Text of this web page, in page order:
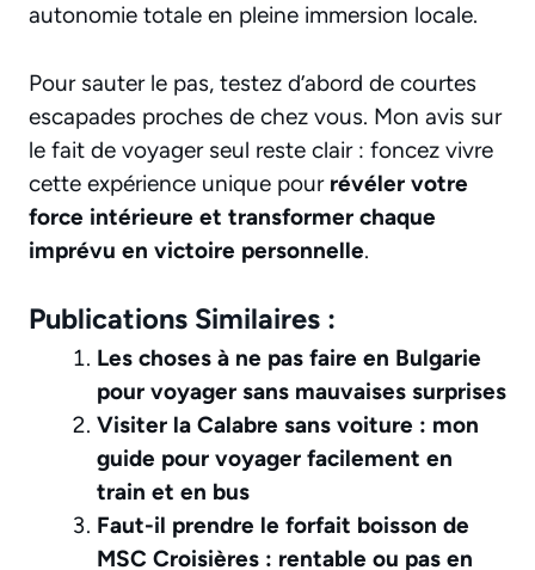
autonomie totale en pleine immersion locale.
Pour sauter le pas, testez d’abord de courtes
escapades proches de chez vous. Mon avis sur
le fait de voyager seul reste clair : foncez vivre
cette expérience unique pour révéler votre
force intérieure et transformer chaque
imprévu en victoire personnelle.
Publications Similaires :
Les choses à ne pas faire en Bulgarie
pour voyager sans mauvaises surprises
Visiter la Calabre sans voiture : mon
guide pour voyager facilement en
train et en bus
Faut-il prendre le forfait boisson de
MSC Croisières : rentable ou pas en